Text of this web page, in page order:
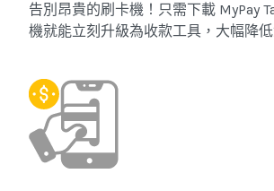
告別昂貴的刷卡機！只需下載 MyPay
機就能立刻升級為收款工具，大幅降